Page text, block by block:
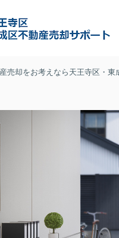
売却をお考えなら天王寺区・